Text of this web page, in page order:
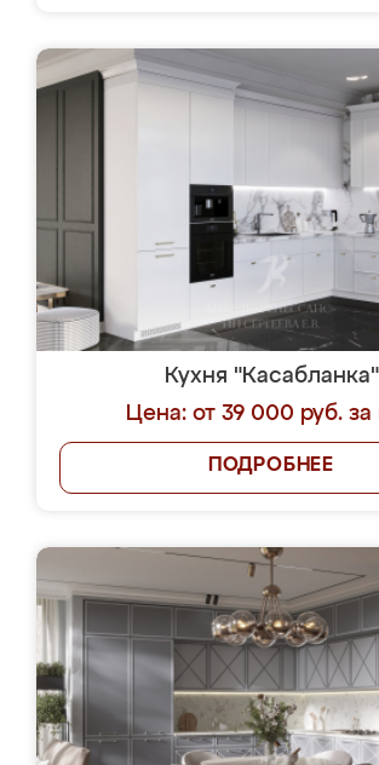
Кухня "Касабланка"
Цена: от 39 000 руб. за
ПОДРОБНЕЕ